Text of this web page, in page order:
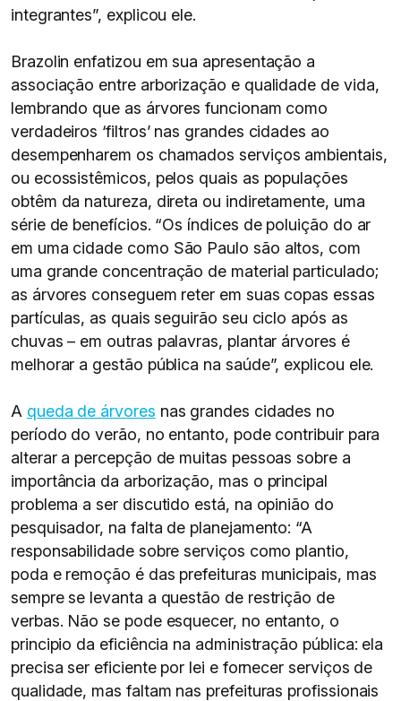
integrantes”, explicou ele.
Brazolin enfatizou em sua apresentação a
associação entre arborização e qualidade de vida,
lembrando que as árvores funcionam como
verdadeiros ‘filtros’ nas grandes cidades ao
desempenharem os chamados serviços ambientais,
ou ecossistêmicos, pelos quais as populações
obtêm da natureza, direta ou indiretamente, uma
série de benefícios. “Os índices de poluição do ar
em uma cidade como São Paulo são altos, com
uma grande concentração de material particulado;
as árvores conseguem reter em suas copas essas
partículas, as quais seguirão seu ciclo após as
chuvas – em outras palavras, plantar árvores é
melhorar a gestão pública na saúde”, explicou ele.
A queda de árvores nas grandes cidades no
período do verão, no entanto, pode contribuir para
alterar a percepção de muitas pessoas sobre a
importância da arborização, mas o principal
problema a ser discutido está, na opinião do
pesquisador, na falta de planejamento: “A
responsabilidade sobre serviços como plantio,
poda e remoção é das prefeituras municipais, mas
sempre se levanta a questão de restrição de
verbas. Não se pode esquecer, no entanto, o
principio da eficiência na administração pública: ela
precisa ser eficiente por lei e fornecer serviços de
qualidade, mas faltam nas prefeituras profissionais